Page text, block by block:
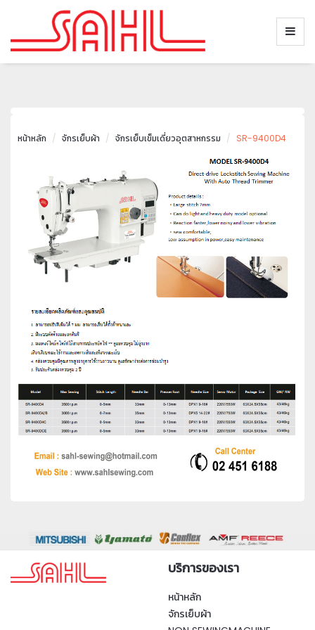
หน้าหลัก จักรเย็บผ้า จักรเย็บเข็มเดี่ยวอุตสาหกรรม SR-9400D4
บริการของเรา
หน้าหลัก
จักรเย็บผ้า